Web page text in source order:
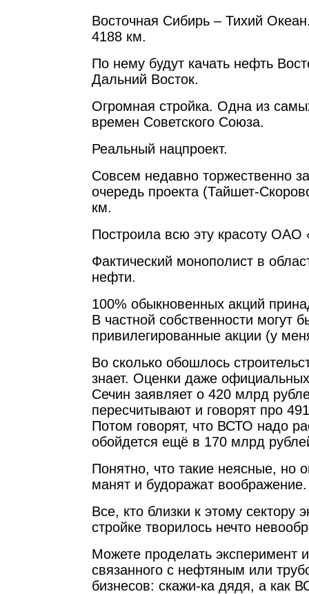
Восточная Сибирь – Тихий
4188 км.
По нему будут качать нефть
Дальний Восток.
Огромная стройка. Одна из
времен Советского Союза.
Реальный нацпроект.
Совсем недавно торжественно
очередь проекта (Тайшет-
км.
Построила всю эту красоту ОАО
Фактический монополист в
нефти.
100% обыкновенных акций
В частной собственности могут
привилегированные акции (у
Во сколько обошлось
знает. Оценки даже
Сечин заявляет о 420 млрд
пересчитывают и говорят про
Потом говорят, что ВСТО надо
обойдется ещё в 170 млрд
Понятно, что такие неясные, но
манят и будоражат воображение.
Все, кто близки к этому сектору
стройке творилось нечто
Можете проделать эксперимент
связанного с нефтяным или
бизнесов: скажи-ка дядя, а как